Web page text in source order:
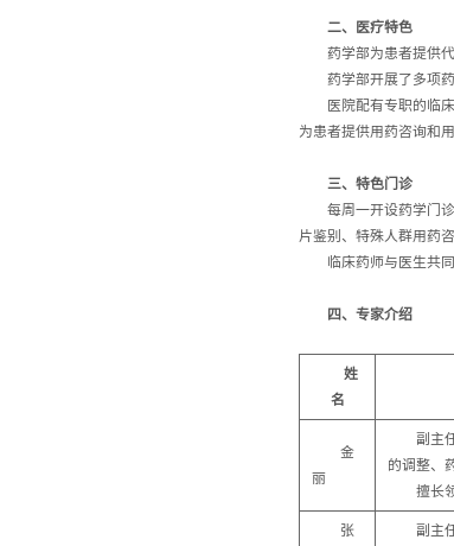
二、医疗特色
药学部为患者提供
药学部开展了多项
医院配有专职的临
为患者提供用药咨询和用
三、 特色门诊
每周一开设药学门
片鉴别、特殊人群用药
临床药师与医生共
四、专家介绍
姓
名
金
丽
副主
的调整、
擅长
张
副主